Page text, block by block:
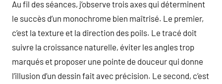
Au fil des séances, j’observe trois axes qui déterminent
le succès d’un monochrome bien maîtrisé. Le premier,
c’est la texture et la direction des poils. Le tracé doit
suivre la croissance naturelle, éviter les angles trop
marqués et proposer une pointe de douceur qui donne
l’illusion d’un dessin fait avec précision. Le second, c’est